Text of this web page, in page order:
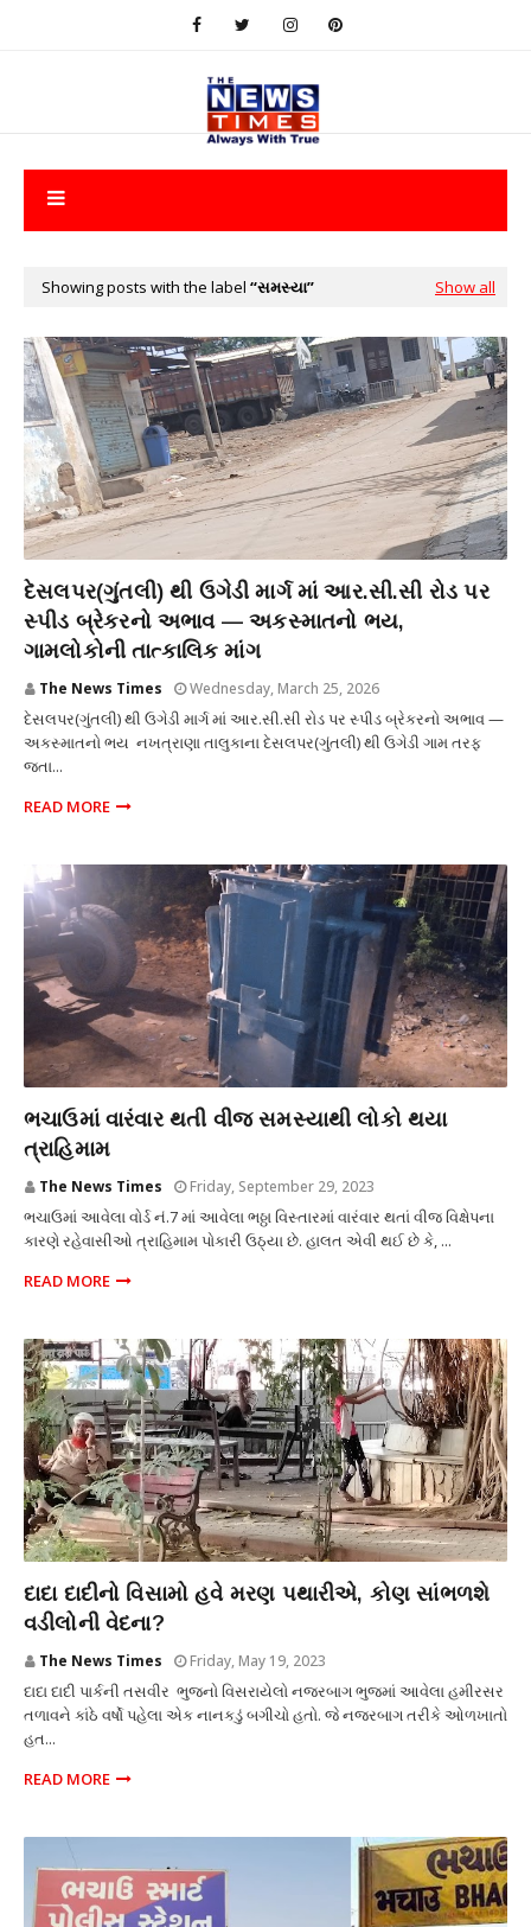
Showing posts with the label સમસ્યા Show all
દેસલપર(ગુંતલી) થી ઉગેડી માર્ગ માં આર.સી.સી રોડ પર
સ્પીડ બ્રેકરનો અભાવ — અકસ્માતનો ભય,
ગામલોકોની તાત્કાલિક માંગ
The News Times Wednesday, March 25, 2026
દેસલપર(ગુંતલી) થી ઉગેડી માર્ગ માં આર.સી.સી રોડ પર સ્પીડ બ્રેકરનો અભાવ —
અકસ્માતનો ભય નખત્રાણા તાલુકાના દેસલપર(ગુંતલી) થી ઉગેડી ગામ તરફ
જતા...
READ MORE
ભચાઉમાં વારંવાર થતી વીજ સમસ્યાથી લોકો થયા
ત્રાહિમામ
The News Times Friday, September 29, 2023
ભચાઉમાં આવેલા વોર્ડ નં.7 માં આવેલા ભઠ્ઠા વિસ્તારમાં વારંવાર થતાં વીજ વિક્ષેપના
કારણે રહેવાસીઓ ત્રાહિમામ પોકારી ઉઠ્યા છે. હાલત એવી થઈ છે કે, ...
READ MORE
દાદા દાદીનો વિસામો હવે મરણ પથારીએ, કોણ સાંભળશે
વડીલોની વેદના?
The News Times Friday, May 19, 2023
દાદા દાદી પાર્કની તસવીર ભુજનો વિસરાયેલો નજરબાગ ભુજમાં આવેલા હમીરસર
તળાવને કાંઠે વર્ષો પહેલા એક નાનકડું બગીચો હતો. જે નજરબાગ તરીકે ઓળખાતો
હત...
READ MORE